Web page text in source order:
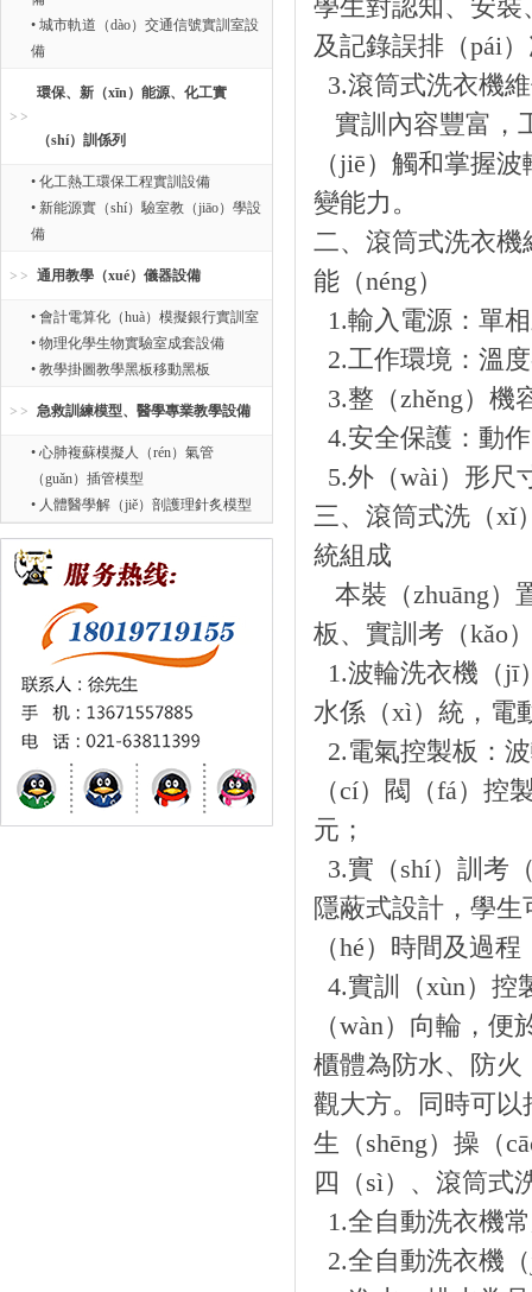
• 城市軌道（dào）交通信號實訓室設
備
環保、新（xīn）能源、化工實
（shí）訓係列
• 化工熱工環保工程實訓設備
• 新能源實（shí）驗室教（jiāo）學設
備
通用教學（xué）儀器設備
• 會計電算化（huà）模擬銀行實訓室
• 物理化學生物實驗室成套設備
• 教學掛圖教學黑板移動黑板
急救訓練模型、醫學專業教學設備
• 心肺複蘇模擬人（rén）氣管
（guǎn）插管模型
• 人體醫學解（jiě）剖護理針炙模型
學生對認知、安裝
及記錄誤排（pái
3.滾筒式洗衣機
實訓內容豐富，
（jiē）觸和掌握
變能力。
二、滾筒式洗衣機
能（néng）
1.輸入電源：單
2.工作環境：溫
3.整（zhěng）機
4.安全保護：動
5.外（wài）形尺
三、滾筒式洗（xǐ
統組成
本裝（zhuāng）
板、實訓考（kǎo
1.波輪洗衣機（jī
水係（xì）統，電
2.電氣控製板：
（cí）閥（fá）控
元；
3.實（shí）訓考
隱蔽式設計，學
（hé）時間及過
4.實訓（xùn）控
（wàn）向輪，
櫃體為防水、防火
觀大方。同時可以
生（shēng）操（
四（sì）、滾筒式
1.全自動洗衣機
2.全自動洗衣機